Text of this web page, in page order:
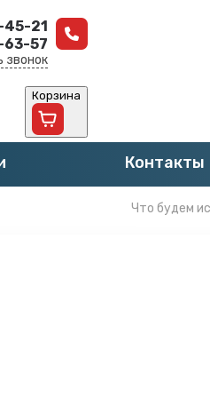
45-21
63-57
звонок
Корзина
Контакты